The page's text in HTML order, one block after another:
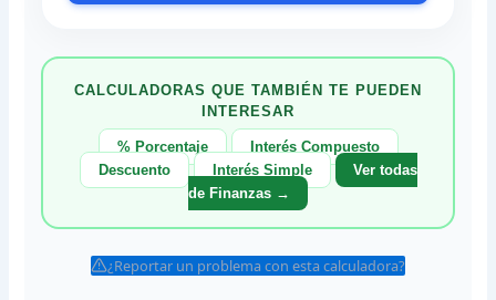
CALCULADORAS QUE TAMBIÉN TE PUEDEN
INTERESAR
% Porcentaje
Interés Compuesto
Descuento
Interés Simple
Ver todas
de Finanzas →
¿Reportar un problema con esta calculadora?